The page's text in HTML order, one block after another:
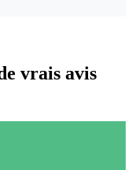
vrais avis